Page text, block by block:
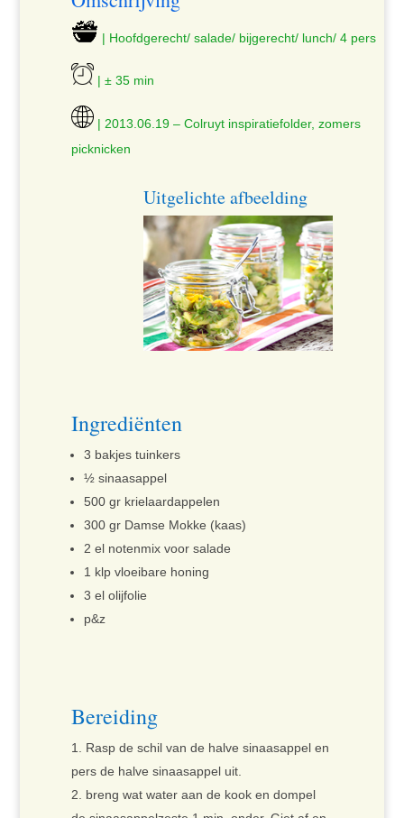
| Hoofdgerecht/ salade/ bijgerecht/ lunch/ 4 pers
| ± 35 min
| 2013.06.19 – Colruyt inspiratiefolder, zomers
picknicken
Uitgelichte afbeelding
Ingrediënten
3 bakjes tuinkers
½ sinaasappel
500 gr krielaardappelen
300 gr Damse Mokke (kaas)
2 el notenmix voor salade
1 klp vloeibare honing
3 el olijfolie
p&z
Bereiding
Rasp de schil van de halve sinaasappel en
pers de halve sinaasappel uit.
breng wat water aan de kook en dompel